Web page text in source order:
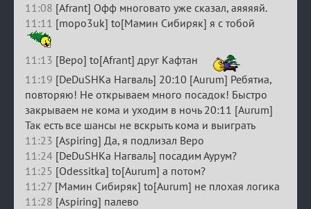
11:08 [Afrant] Офф многовато уже сказал, аяяяяй.
11:11 [mopo3uk] to[Мамин Сибиряк] я с тобой
11:13 [Веро] to[Afrant] друг Кафтан
11:19 [DeDuSHKa Нагваль] 20:10 [Aurum] Ребятиа,
повторяю! Не открываем много посадок! Быстро
закрываем не кома и уходим в ночь 20:11 [Aurum]
Так есть все шансы не вскрыть кома и выиграть
11:23 [Aspiring] Да, я подлизал Веро
11:24 [DeDuSHKa Нагваль] посадим Аурум?
11:25 [Odessitka] to[Aurum] а потом?
11:27 [Мамин Сибиряк] to[Aurum] не плохая логика
11:28 [Aspiring] палево